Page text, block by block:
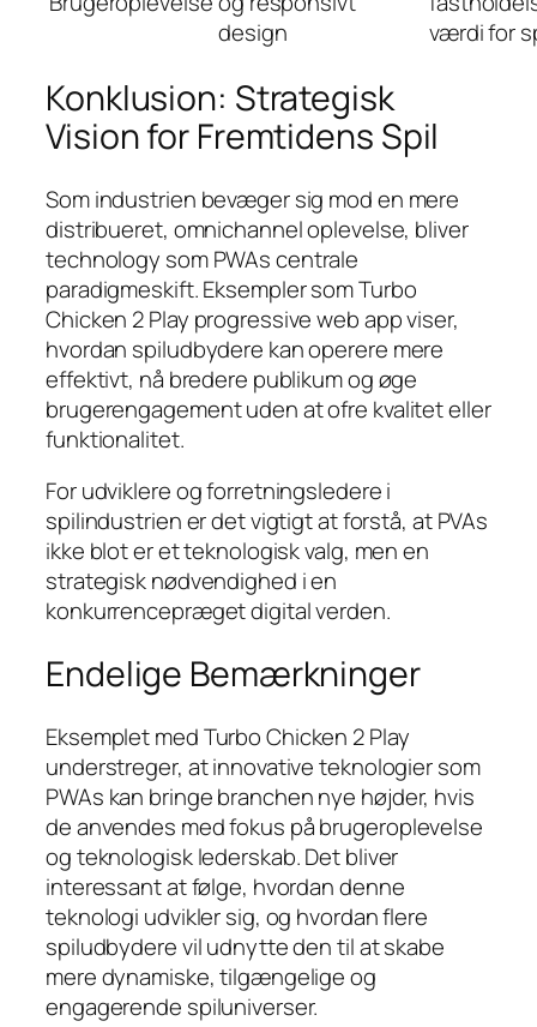
design
værdi for
Konklusion: Strategisk
Vision for Fremtidens Spil
Som industrien bevæger sig mod en mere
distribueret, omnichannel oplevelse, bliver
technology som PWAs centrale
paradigmeskift. Eksempler som Turbo
Chicken 2 Play progressive web app viser,
hvordan spiludbydere kan operere mere
effektivt, nå bredere publikum og øge
brugerengagement uden at ofre kvalitet eller
funktionalitet.
For udviklere og forretningsledere i
spilindustrien er det vigtigt at forstå, at PVAs
ikke blot er et teknologisk valg, men en
strategisk nødvendighed i en
konkurrencepræget digital verden.
Endelige Bemærkninger
Eksemplet med Turbo Chicken 2 Play
understreger, at innovative teknologier som
PWAs kan bringe branchen nye højder, hvis
de anvendes med fokus på brugeroplevelse
og teknologisk lederskab. Det bliver
interessant at følge, hvordan denne
teknologi udvikler sig, og hvordan flere
spiludbydere vil udnytte den til at skabe
mere dynamiske, tilgængelige og
engagerende spiluniverser.